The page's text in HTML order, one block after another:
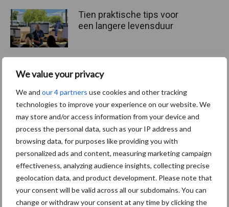
We value your privacy
We and our 4 partners use cookies and other tracking
technologies to improve your experience on our website. We
may store and/or access information from your device and
process the personal data, such as your IP address and
browsing data, for purposes like providing you with
personalized ads and content, measuring marketing campaign
effectiveness, analyzing audience insights, collecting precise
geolocation data, and product development. Please note that
your consent will be valid across all our subdomains. You can
change or withdraw your consent at any time by clicking the
Tien praktische tips voor
een langere levensduur
“Vraag naar praktische
hygieneoplossingen is in
Polen groter dan ooit”
Themapagina's
Diergezondheid Bemesting Fokkerij